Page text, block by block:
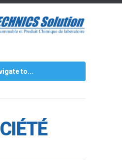
to...